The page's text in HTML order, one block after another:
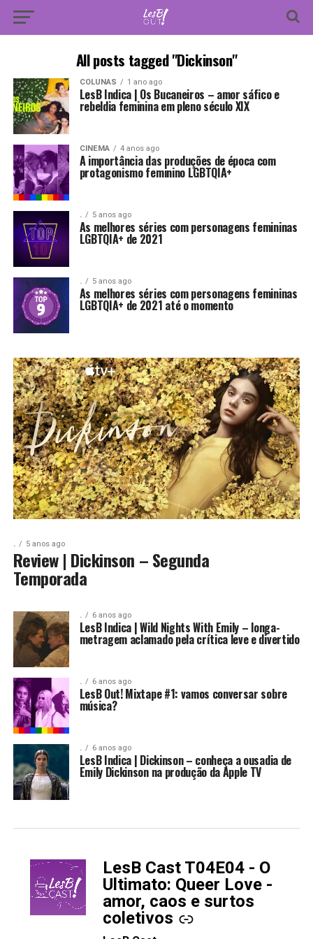
All posts tagged "Dickinson"
COLUNAS 1 ano ago
LesB Indica | Os Bucaneiros – amor sáfico e
rebeldia feminina em pleno século XIX
CINEMA 4 anos ago
A importância das produções de época com
protagonismo feminino LGBTQIA+
. 5 anos ago
As melhores séries com personagens femininas
LGBTQIA+ de 2021
. 5 anos ago
As melhores séries com personagens femininas
LGBTQIA+ de 2021 até o momento
. 5 anos ago
Review | Dickinson – Segunda
Temporada
. 6 anos ago
LesB Indica | Wild Nights With Emily – longa-
metragem aclamado pela crítica leve e divertido
. 6 anos ago
LesB Out! Mixtape #1: vamos conversar sobre
música?
. 6 anos ago
LesB Indica | Dickinson – conheça a ousadia de
Emily Dickinson na produção da Apple TV
LesB Cast T04E04 - O
Ultimato: Queer Love -
amor, caos e surtos
coletivos
-